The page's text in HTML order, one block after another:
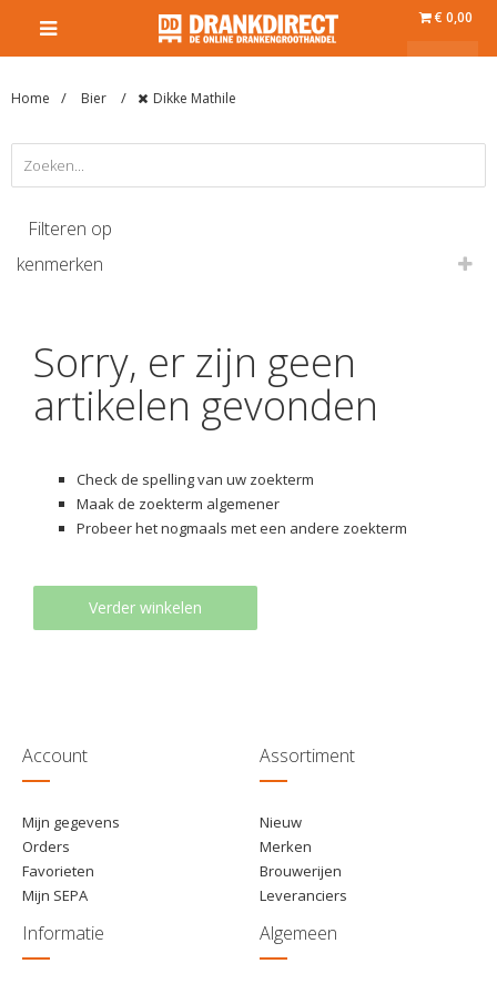
€ 0,00
Home Bier Dikke Mathile
Filteren op
kenmerken
Sorry, er zijn geen
artikelen gevonden
Check de spelling van uw zoekterm
Maak de zoekterm algemener
Probeer het nogmaals met een andere zoekterm
Verder winkelen
Account
Mijn gegevens
Orders
Favorieten
Mijn SEPA
Assortiment
Nieuw
Merken
Brouwerijen
Leveranciers
Informatie Algemeen